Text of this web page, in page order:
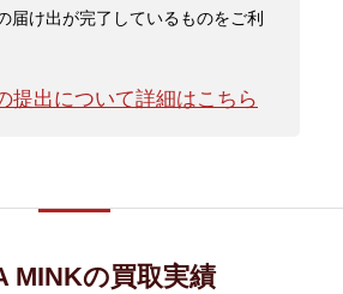
届け出が完了しているものをご利
提出について詳細はこちら
MINKの買取実績